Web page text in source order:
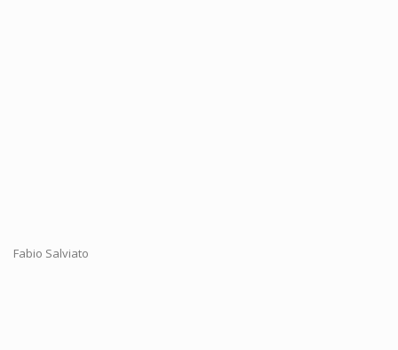
Fabio Salviato